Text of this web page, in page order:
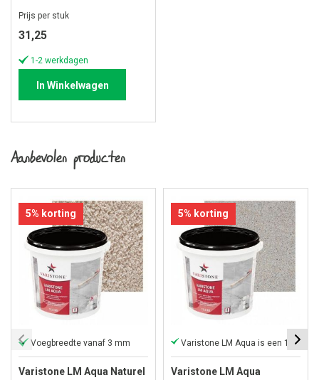
Prijs per stuk
31,25
1-2 werkdagen
In Winkelwagen
Aanbevolen producten
5% korting
Voegbreedte vanaf 3 mm
Varistone LM Aqua Naturel
5% korting
Varistone LM Aqua is een 1-component
Varistone LM Aqua